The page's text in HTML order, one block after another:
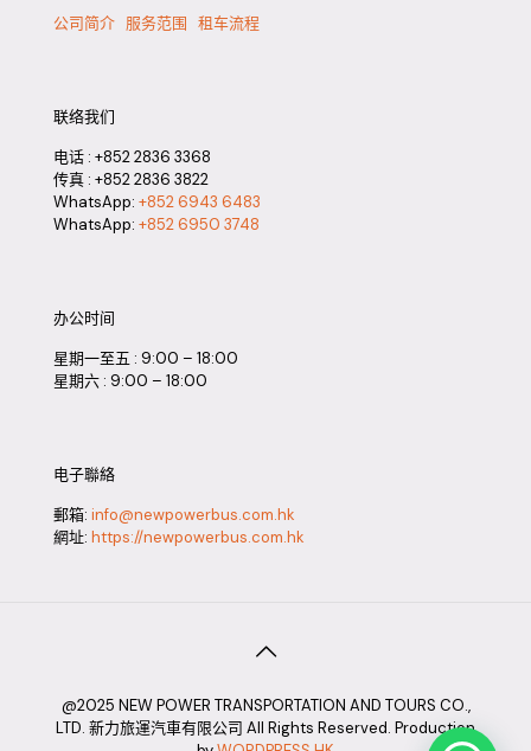
公司简介 服务范围 租车流程
联络我们
电话 : +852 2836 3368
传真 : +852 2836 3822
WhatsApp: +852 6943 6483
WhatsApp: +852 6950 3748
办公时间
星期一至五 : 9:00 – 18:00
星期六 : 9:00 – 18:00
电子聯絡
郵箱: info@newpowerbus.com.hk
網址: https://newpowerbus.com.hk
@2025 NEW POWER TRANSPORTATION AND TOURS CO.,
LTD. 新力旅運汽車有限公司 All Rights Reserved. Production